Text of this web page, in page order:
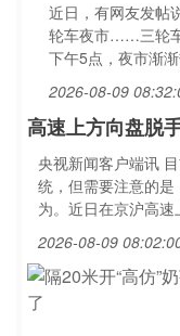
近日，有网友发帖
轮车夜市……三轮
下午5点，夜市渐
2026-08-09
高速上方向盘脱
央视新闻客户端讯
统，但需要注意的
为。近日在京沪高速
2026-08-09